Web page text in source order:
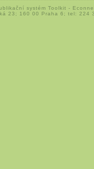
systém Toolkit -
23; 160 00 Praha 6; tel: 224